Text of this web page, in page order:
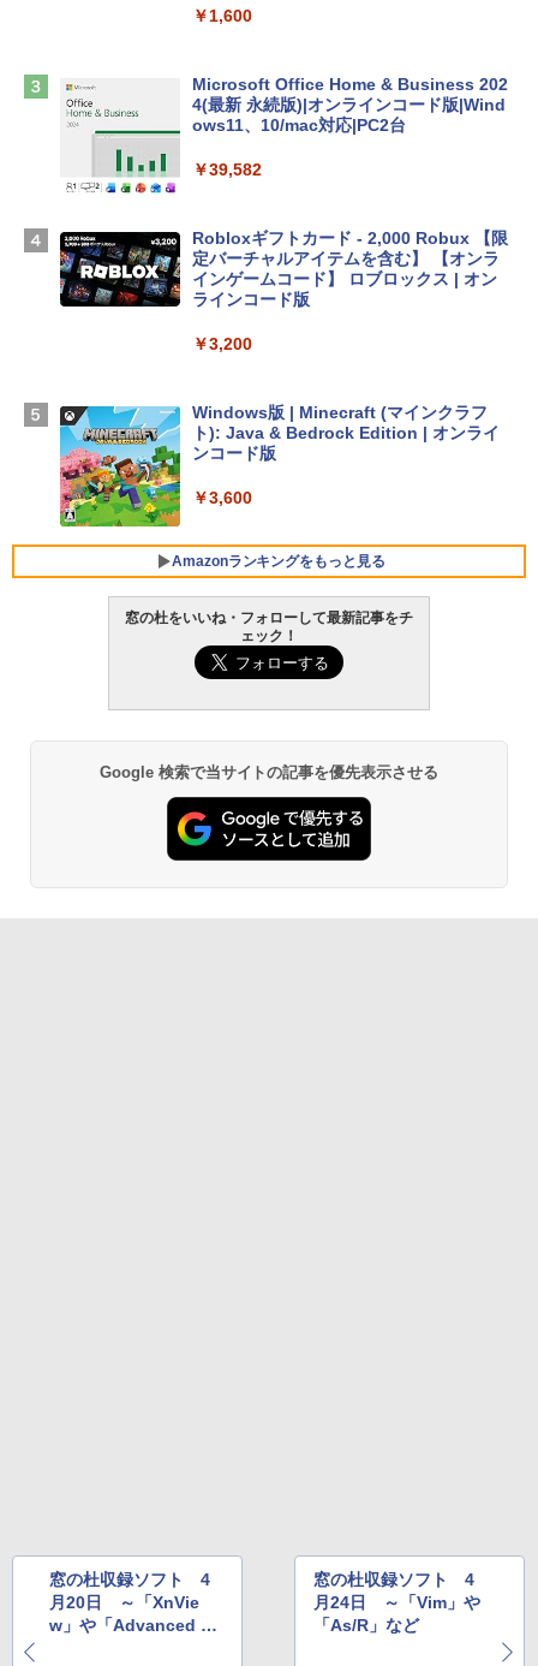
book Lenovo対応
Apple 2026 MacBook Air M5チップ搭載
igence、13.6インチLiquid Retinaディ
ームカメラ、日本語キーボード、Touch I
D - シルバー
￥261,414
SSD インテル Core 5
￥129,800
Core i5/16GB/SSD 512GB/ホワイト) FM
VWK3E15W_AZ
￥139,880
￥1,600
Microsoft Office Home & Business 202
4(最新 永続版)|オンラインコード版|Wind
ows11、10/mac対応|PC2台
￥39,582
Robloxギフトカード - 2,000 Robux 【限
定バーチャルアイテムを含む】 【オンラ
インゲームコード】 ロブロックス | オン
ラインコード版
￥3,200
Windows版 | Minecraft (マインクラフ
ト): Java & Bedrock Edition | オンライ
ンコード版
￥3,600
Amazonランキングをもっと見る
生成AIパスポート公式テキスト 第４版
AIイラスト表現辞典: 思い通りの絵を引き
出す プロンプトの言葉 AI画像生成シリー
ズ (はぴーイラストLabo)
Amazon Kindle Paperwhite (16GB) 7イ
ンチディスプレイ、色調調節ライト、12
￥22,980
Amazon Kindle - 目に優しい、かさばら
ない、大きな画面で読みやすい、6週間持
窓の杜をいいね・フォローして最新記事をチ
ェック！
Google 検索で当サイトの記事を優先表示させる
窓の杜収録ソフト 4
月20日 ～「XnVie
w」や「Advanced Sy
窓の杜収録ソフト 4
月24日 ～「Vim」や
「As/R」など